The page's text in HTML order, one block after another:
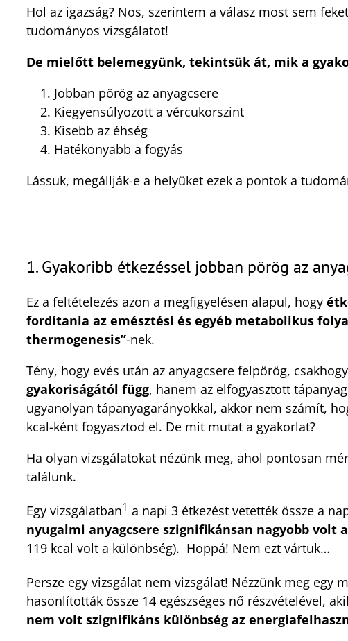
Hol az igazság? Nos, szerintem a válasz most sem
tudományos vizsgálatot!
De mielőtt belemegyünk, tekintsük át, mik a
Jobban pörög az anyagcsere
Kiegyensúlyozott a vércukorszint
Kisebb az éhség
Hatékonyabb a fogyás
Lássuk, megállják-e a helyüket ezek a pontok a
1. Gyakoribb étkezéssel jobban pörög az
Ez a feltételezés azon a megfigyelésen alapul, hogy
fordítania az emésztési és egyéb metabolikus
thermogenesis”-nek.
Tény, hogy evés után az anyagcsere felpörög, csakhogy
gyakoriságától függ, hanem az elfogyasztott
ugyanolyan tápanyagarányokkal, akkor nem számít,
kcal-ként fogyasztod el. De mit mutat a gyakorlat?
Ha olyan vizsgálatokat nézünk meg, ahol pontosan
találunk.
Egy vizsgálatban1 a napi 3 étkezést vetették össze a
nyugalmi anyagcsere szignifikánsan nagyobb volt
119 kcal volt a különbség). Hoppá! Nem ezt vártuk…
Persze egy vizsgálat nem vizsgálat! Nézzünk meg egy
hasonlították össze 14 egészséges nő részvételével,
nem volt szignifikáns különbség az